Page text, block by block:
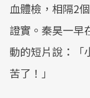
血體檢，相隔2
證實。秦昊一早
動的短片說：「
苦了！」